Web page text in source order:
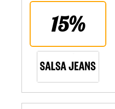
15%